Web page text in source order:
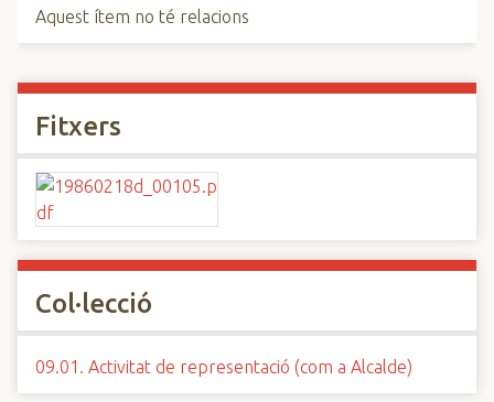
Aquest ítem no té relacions
Fitxers
Col·lecció
09.01. Activitat de representació (com a Alcalde)